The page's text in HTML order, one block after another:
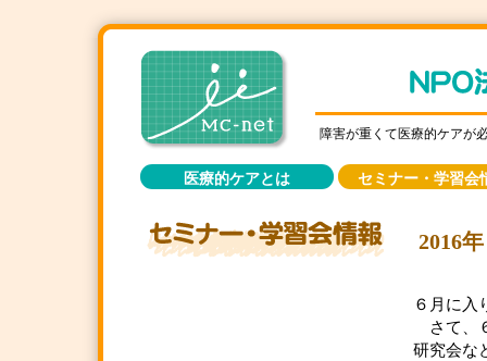
障害が重くて医療的ケアが
医療的ケアとは セミナー・学習会
2016
６月に入
さて、
研究会な